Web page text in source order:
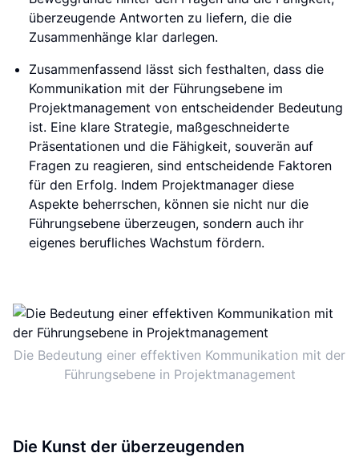
überzeugende Antworten zu liefern, die die
Zusammenhänge klar darlegen.
Zusammenfassend lässt sich festhalten, dass die
Kommunikation mit der Führungsebene im
Projektmanagement von entscheidender Bedeutung
ist. Eine klare Strategie, maßgeschneiderte
Präsentationen und die Fähigkeit, souverän auf
Fragen zu reagieren, sind entscheidende Faktoren
für den Erfolg. Indem Projektmanager diese
Aspekte beherrschen, können sie nicht nur die
Führungsebene überzeugen, sondern auch ihr
eigenes berufliches Wachstum fördern.
Die Bedeutung einer effektiven Kommunikation mit der
Führungsebene in Projektmanagement
Die Kunst der überzeugenden